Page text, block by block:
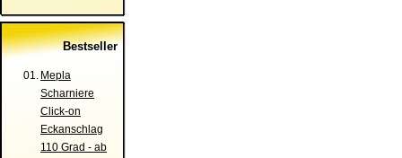
Bestseller
01. Mepla
Scharniere
Click-on
Eckanschlag
110 Grad - ab